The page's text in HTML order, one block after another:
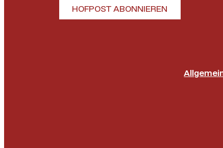
HOFPOST ABONNIEREN